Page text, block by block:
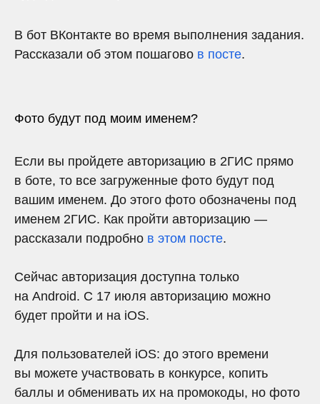
В бот ВКонтакте во время выполнения задания.
Рассказали об этом пошагово в посте.
Фото будут под моим именем?
Если вы пройдете авторизацию в 2ГИС прямо
в боте, то все загруженные фото будут под
вашим именем. До этого фото обозначены под
именем 2ГИС. Как пройти авторизацию —
рассказали подробно в этом посте.
Сейчас авторизация доступна только
на Android. С 17 июля авторизацию можно
будет пройти и на iOS.
Для пользователей iOS: до этого времени
вы можете участвовать в конкурсе, копить
баллы и обменивать их на промокоды, но фото